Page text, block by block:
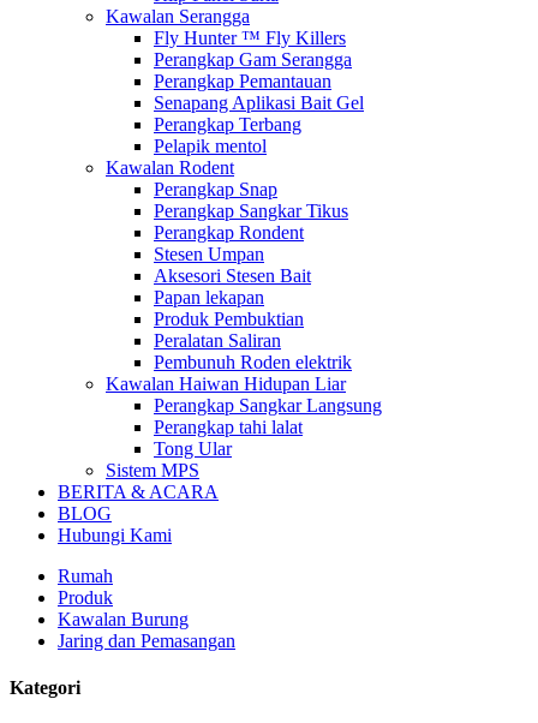
Kawalan Serangga
Fly Hunter ™ Fly Killers
Perangkap Gam Serangga
Perangkap Pemantauan
Senapang Aplikasi Bait Gel
Perangkap Terbang
Pelapik mentol
Kawalan Rodent
Perangkap Snap
Perangkap Sangkar Tikus
Perangkap Rondent
Stesen Umpan
Aksesori Stesen Bait
Papan lekapan
Produk Pembuktian
Peralatan Saliran
Pembunuh Roden elektrik
Kawalan Haiwan Hidupan Liar
Perangkap Sangkar Langsung
Perangkap tahi lalat
Tong Ular
Sistem MPS
BERITA & ACARA
BLOG
Hubungi Kami
Rumah
Produk
Kawalan Burung
Jaring dan Pemasangan
Kategori